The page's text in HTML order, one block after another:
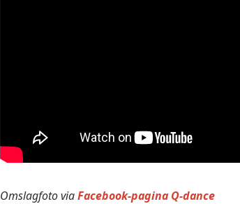
Omslagfoto viaFacebook-pagina Q-dance